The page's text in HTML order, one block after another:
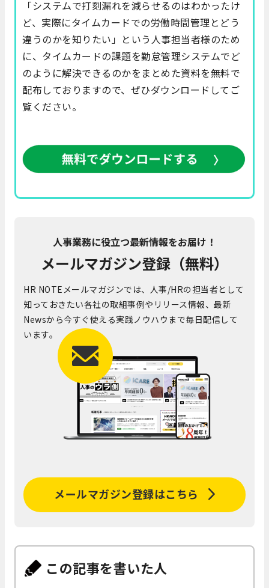
「システムで打刻漏れを減らせるのはわかったけ
ど、実際にタイムカードでの労働時間管理とどう
違うのかを知りたい」という人事担当者様のため
に、タイムカードの課題を勤怠管理システムでど
のように解決できるのかをまとめた資料を無料で
配布しておりますので、ぜひダウンロードしてご
覧ください。
人事業務に役立つ最新情報をお届け！
メールマガジン登録（無料）
HR NOTEメールマガジンでは、人事/HRの担当者として
知っておきたい各社の取組事例やリリース情報、最新
Newsから今すぐ使える実践ノウハウまで毎日配信して
います。
メールマガジン登録はこちら
この記事を書いた人